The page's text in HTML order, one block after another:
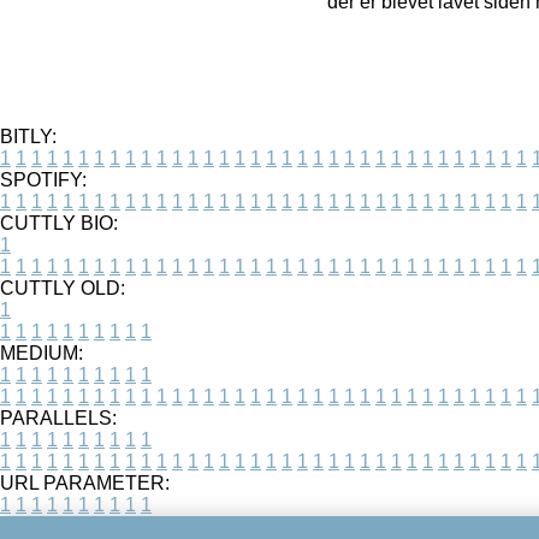
BITLY:
1 1 1 1 1 1 1 1 1 1 1 1 1 1 1 1 1 1 1 1 1 1 1 1 1 1 1 1 1 1 1 1 1 1
SPOTIFY:
1 1 1 1 1 1 1 1 1 1 1 1 1 1 1 1 1 1 1 1 1 1 1 1 1 1 1 1 1 1 1 1 1 1
CUTTLY BIO:
1
1 1 1 1 1 1 1 1 1 1 1 1 1 1 1 1 1 1 1 1 1 1 1 1 1 1 1 1 1 1 1 1 1 1
CUTTLY OLD:
1
1 1 1 1 1 1 1 1 1 1
MEDIUM:
1 1 1 1 1 1 1 1 1 1
1 1 1 1 1 1 1 1 1 1 1 1 1 1 1 1 1 1 1 1 1 1 1 1 1 1 1 1 1 1 1 1 1 1
PARALLELS:
1 1 1 1 1 1 1 1 1 1
1 1 1 1 1 1 1 1 1 1 1 1 1 1 1 1 1 1 1 1 1 1 1 1 1 1 1 1 1 1 1 1 1 1
URL PARAMETER:
1 1 1 1 1 1 1 1 1 1